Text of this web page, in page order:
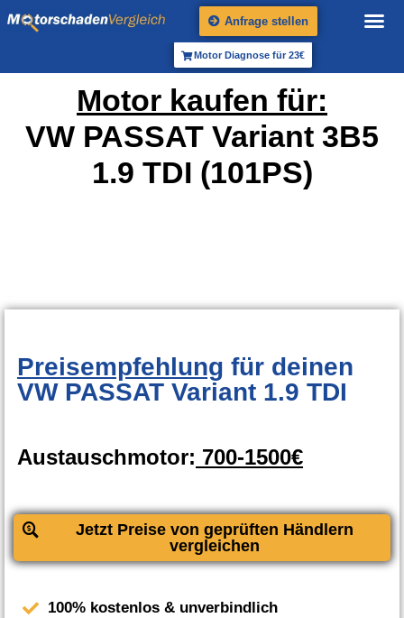
Anfrage stellen
Motor Diagnose für 23€
Motor kaufen für:
VW PASSAT Variant 3B5
1.9 TDI (101PS)
Preisempfehlung für deinen
VW PASSAT Variant 1.9 TDI
Austauschmotor: 700-1500€
Jetzt Preise von geprüften Händlern
vergleichen
100% kostenlos & unverbindlich